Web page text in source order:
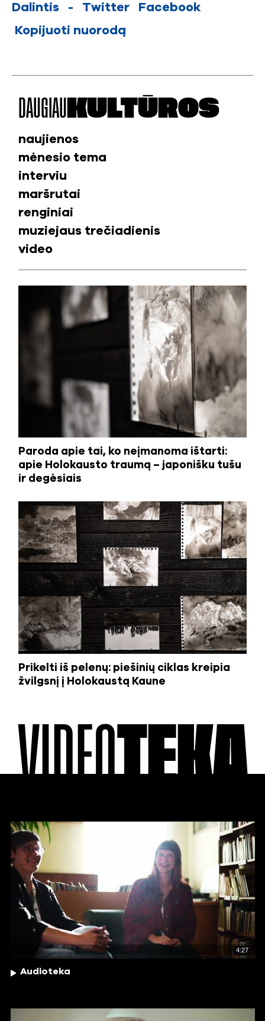
Dalintis - Twitter
Facebook
Kopijuoti nuorodą
DAUGIAU KULTŪROS
Paroda apie tai, ko neįmanoma ištarti:
apie Holokausto traumą – japonišku tušu
ir degėsiais
Prikelti iš pelenų: piešinių ciklas kreipia
žvilgsnį į Holokaustą Kaune
naujienos
mėnesio tema
interviu
maršrutai
renginiai
muziejaus trečiadienis
video
VIDEOTEKA
4:27
Audioteka